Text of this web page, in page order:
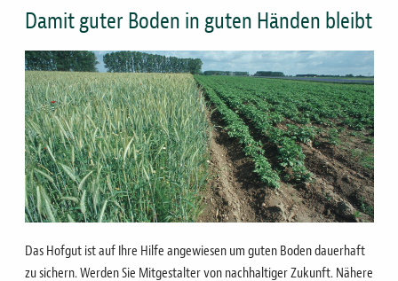
Damit guter Boden in guten Händen bleibt
Bild
Das Hofgut ist auf Ihre Hilfe angewiesen um guten Boden dauerhaft
zu sichern. Werden Sie Mitgestalter von nachhaltiger Zukunft. Nähere